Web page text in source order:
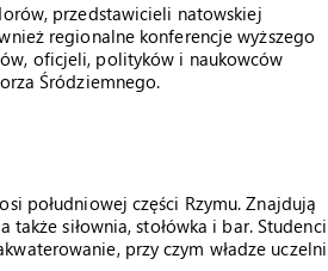
przedstawicieli natowskiej
regionalne konferencje wyższego
oficjeli, polityków i naukowców
Śródziemnego.
południowej części Rzymu. Znajdują
siłownia, stołówka i bar. Studenci
przy czym władze uczelni